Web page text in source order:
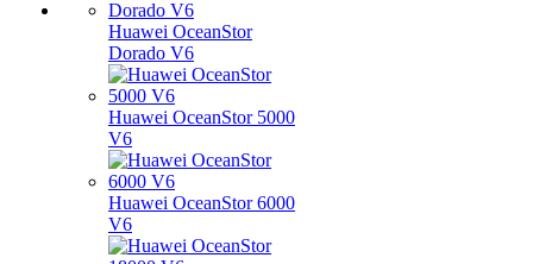
Huawei OceanStor
Dorado V6
Huawei OceanStor 5000
V6
Huawei OceanStor 6000
V6